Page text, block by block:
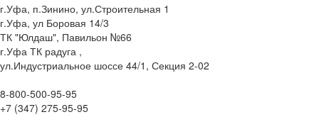
г.Уфа, п.Зинино, ул.Строительная 1
г.Уфа, ул Боровая 14/3
ТК "Юлдаш", Павильон №66
г.Уфа ТК радуга ,
ул.Индустриальное шоссе 44/1, Секция 2-02
8-800-500-95-95
+7 (347) 275-95-95